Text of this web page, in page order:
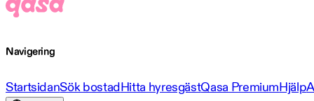
Navigering
StartsidanSök bostadHitta hyresgästQasa PremiumHjälp